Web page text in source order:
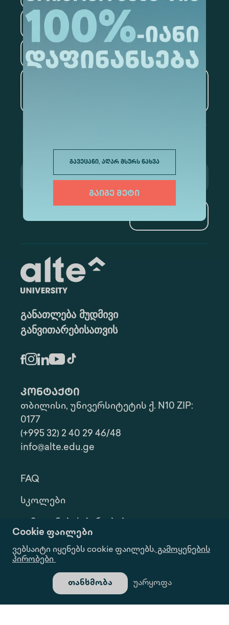
Cookie ფაილები
ვებსაიტი იყენებს cookie ფაილებს.გამოყენების
პირობები
უარყოფა
თანხმობა
გავეცანი, აღარ მსურს ნახვა
გაიგე მეტი
ფსიქოლოგია
ტურიზმი
განათლება მუდმივი
განვითარებისათვის
კონტაქტი
თბილისი, უნივერსიტეტის ქ. N10 ZIP:
0177
(+995 32) 2 40 29 46/48
info@alte.edu.ge
FAQ
Სკოლები
Კონფ. Პოლიტიკა
Ინფორმაციის Მოთხოვნა
Გალერეა